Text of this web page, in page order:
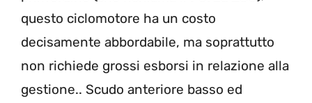
questo ciclomotore ha un costo
decisamente abbordabile, ma soprattutto
non richiede grossi esborsi in relazione alla
gestione.. Scudo anteriore basso ed